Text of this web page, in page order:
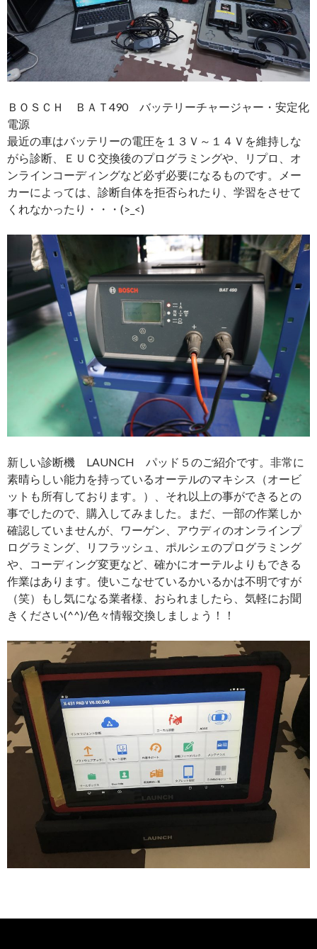
ＢＯＳＣＨ ＢＡＴ490 バッテリーチャージャー・安定化
電源
最近の車はバッテリーの電圧を１３Ｖ～１４Ｖを維持しな
がら診断、ＥＵＣ交換後のプログラミングや、リプロ、オ
ンラインコーディングなど必ず必要になるものです。メー
カーによっては、診断自体を拒否られたり、学習をさせて
くれなかったり・・・(>_<)
新しい診断機 LAUNCH パッド５のご紹介です。非常に
素晴らしい能力を持っているオーテルのマキシス（オービ
ットも所有しております。）、それ以上の事ができるとの
事でしたので、購入してみました。まだ、一部の作業しか
確認していませんが、ワーゲン、アウディのオンラインプ
ログラミング、リフラッシュ、ポルシェのプログラミング
や、コーディング変更など、確かにオーテルよりもできる
作業はあります。使いこなせているかいるかは不明ですが
（笑）もし気になる業者様、おられましたら、気軽にお聞
きください(^^)/色々情報交換しましょう！！